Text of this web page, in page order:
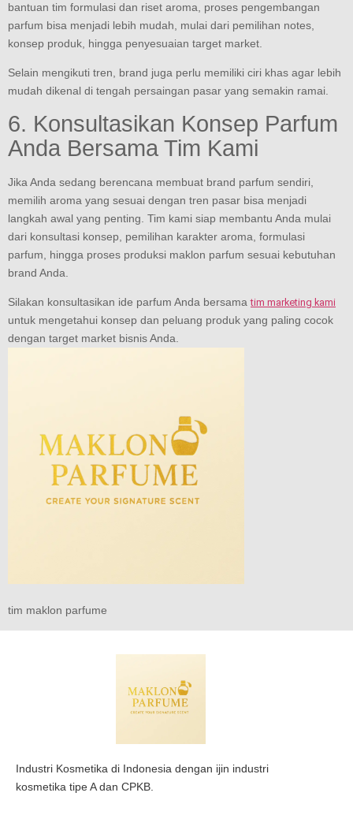
bantuan tim formulasi dan riset aroma, proses pengembangan
parfum bisa menjadi lebih mudah, mulai dari pemilihan notes,
konsep produk, hingga penyesuaian target market.
Selain mengikuti tren, brand juga perlu memiliki ciri khas agar lebih
mudah dikenal di tengah persaingan pasar yang semakin ramai.
6. Konsultasikan Konsep Parfum
Anda Bersama Tim Kami
Jika Anda sedang berencana membuat brand parfum sendiri,
memilih aroma yang sesuai dengan tren pasar bisa menjadi
langkah awal yang penting. Tim kami siap membantu Anda mulai
dari konsultasi konsep, pemilihan karakter aroma, formulasi
parfum, hingga proses produksi maklon parfum sesuai kebutuhan
brand Anda.
Silakan konsultasikan ide parfum Anda bersamatim marketing kami
untuk mengetahui konsep dan peluang produk yang paling cocok
dengan target market bisnis Anda.
tim maklon parfume
Industri Kosmetika di Indonesia dengan ijin industri
kosmetika tipe A dan CPKB.